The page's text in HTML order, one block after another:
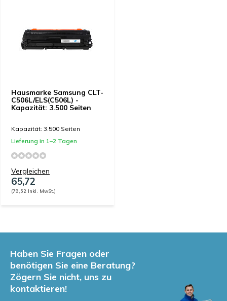
Hausmarke Samsung CLT-
C506L/ELS(C506L) -
Kapazität: 3.500 Seiten
Kapazität: 3.500 Seiten
Lieferung in 1–2 Tagen
Vergleichen
65,72
(79,52 Inkl. MwSt.)
Haben Sie Fragen oder
benötigen Sie eine Beratung?
Zögern Sie nicht, uns zu
kontaktieren!